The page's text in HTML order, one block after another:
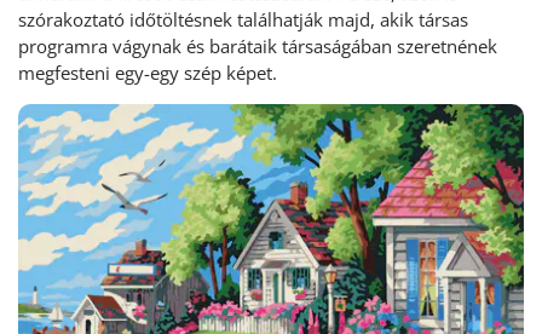
szórakoztató időtöltésnek találhatják majd, akik társas
programra vágynak és barátaik társaságában szeretnének
megfesteni egy-egy szép képet.